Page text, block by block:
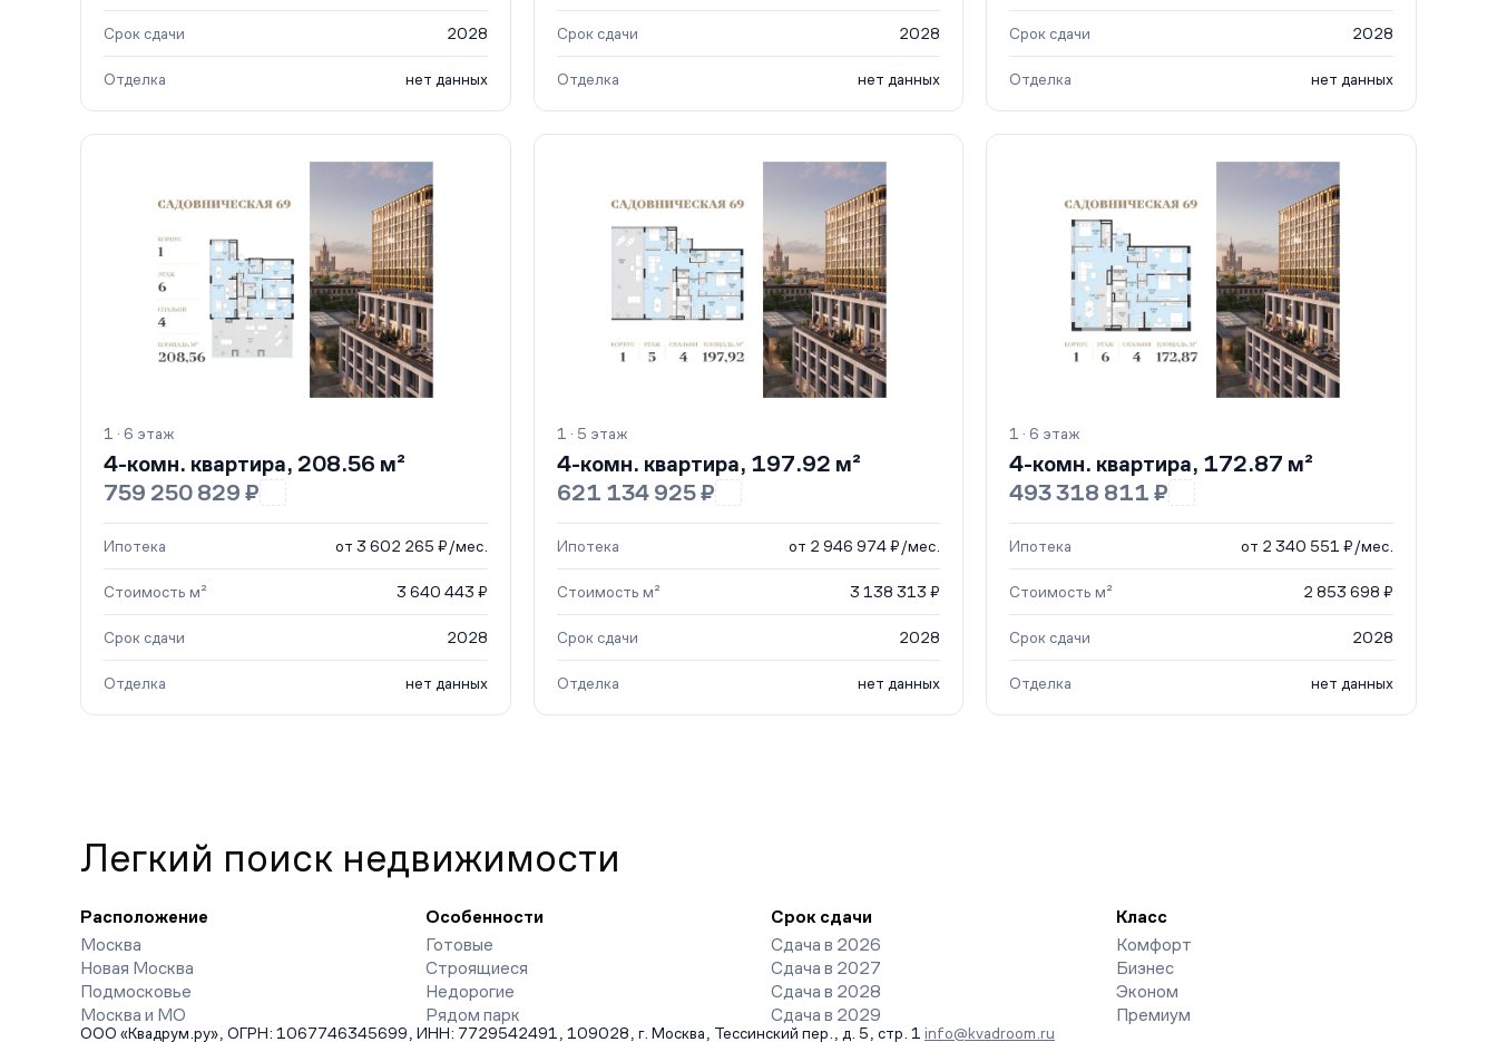
Срок сдачи 2028
Отделка нет данных
Срок сдачи 2028
Отделка нет данных
Срок сдачи 2028
Отделка нет данных
1 · 6 этаж
4-комн. квартира, 208.56 м²
759 250 829 ₽
Ипотека от 3 602 265 ₽/мес.
Стоимость м² 3 640 443 ₽
Срок сдачи 2028
Отделка нет данных
1 · 5 этаж
4-комн. квартира, 197.92 м²
621 134 925 ₽
Ипотека от 2 946 974 ₽/мес.
Стоимость м² 3 138 313 ₽
Срок сдачи 2028
Отделка нет данных
1 · 6 этаж
4-комн. квартира, 172.87 м²
493 318 811 ₽
Ипотека от 2 340 551 ₽/мес.
Стоимость м² 2 853 698 ₽
Срок сдачи 2028
Отделка нет данных
Легкий поиск недвижимости
Расположение
Москва
Новая Москва
Подмосковье
Москва и МО
Особенности
Готовые
Строящиеся
Недорогие
Рядом парк
Срок сдачи
Сдача в 2026
Сдача в 2027
Сдача в 2028
Сдача в 2029
Класс
Комфорт
Бизнес
Эконом
Премиум
ООО «Квадрум.ру», ОГРН: 1067746345699, ИНН: 7729542491, 109028, г. Москва, Тессинский пер., д. 5, стр. 1 info@kvadroom.ru